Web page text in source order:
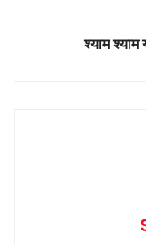
श्याम श्याम